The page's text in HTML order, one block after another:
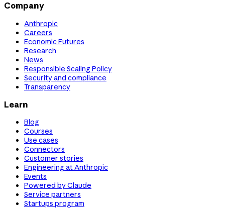
Company
Anthropic
Careers
Economic Futures
Research
News
Responsible Scaling Policy
Security and compliance
Transparency
Learn
Blog
Courses
Use cases
Connectors
Customer stories
Engineering at Anthropic
Events
Powered by Claude
Service partners
Startups program